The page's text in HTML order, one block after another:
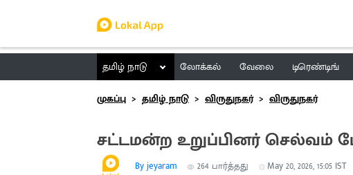
தமிழ் நாடு லோக்கல் வேலை டிரெண்டிங்
முகப்பு
தமிழ் நாடு விருதுநகர் விருதுநகர்
சட்டமன்ற உறுப்பினர் செல்வம்
By jeyaram 264 பார்த்தது May 20, 2026, 15:05 IST